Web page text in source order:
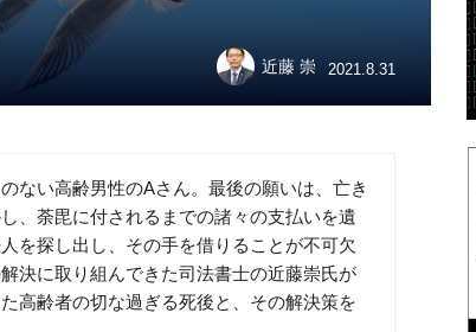
近藤 崇 2021.8.31
ない高齢男性のAさん。最後の願いは、亡き
、荼毘に付されるまでの諸々の支払いを遺
を探し出し、その手を借りることが不可欠
決に取り組んできた司法書士の近藤崇氏が
高齢者の切な過ぎる死後と、その解決策を